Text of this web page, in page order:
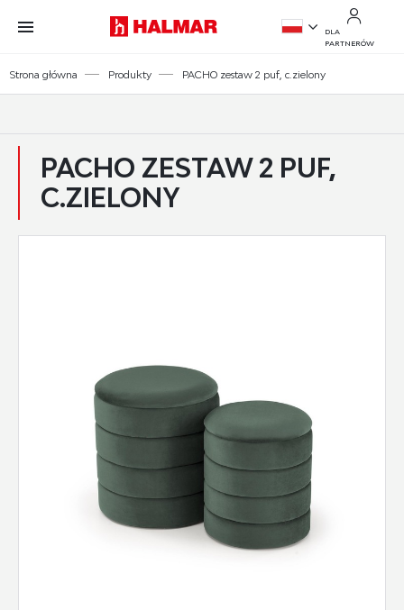
Przejdź do treści.
Przejdź do menu.
Przejdź do wyszukiwarki.
EN
DLA
PARTNERÓW
Strona główna Produkty PACHO zestaw 2 puf, c.zielony
PACHO ZESTAW 2 PUF,
C.ZIELONY